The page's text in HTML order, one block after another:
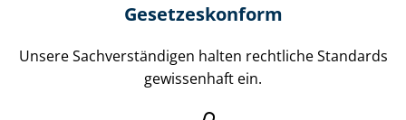
Gesetzes­konform
Unsere Sach­ver­stän­di­gen halten rechtliche Standards
gewissenhaft ein.